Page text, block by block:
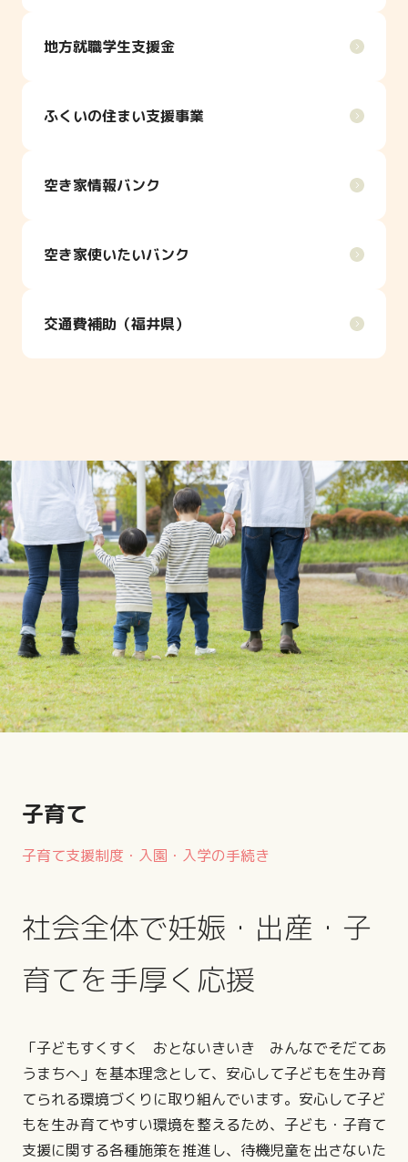
地方就職学生支援金
ふくいの住まい支援事業
空き家情報バンク
空き家使いたいバンク
交通費補助（福井県）
子育て
子育て支援制度・入園・入学の手続き
社会全体で妊娠・出産・子
育てを手厚く応援
「子どもすくすく おとないきいき みんなでそだてあ
うまちへ」を基本理念として、安心して子どもを生み育
てられる環境づくりに取り組んでいます。安心して子ど
もを生み育てやすい環境を整えるため、子ども・子育て
支援に関する各種施策を推進し、待機児童を出さないた